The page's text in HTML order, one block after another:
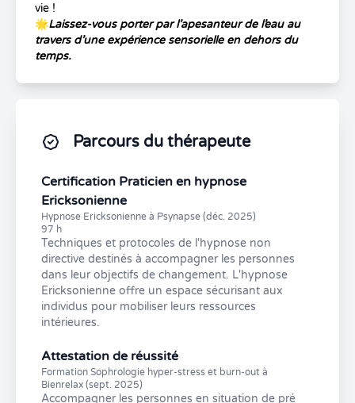
vie !
🌟Laissez-vous porter par l’apesanteur de l’eau au
travers d’une expérience sensorielle en dehors du
temps.
Parcours du thérapeute
Certification Praticien en hypnose
Ericksonienne
Hypnose Ericksonienne à Psynapse (déc. 2025)
97 h
Techniques et protocoles de l'hypnose non
directive destinés à accompagner les personnes
dans leur objectifs de changement. L'hypnose
Ericksonienne offre un espace sécurisant aux
individus pour mobiliser leurs ressources
intérieures.
Attestation de réussité
Formation Sophrologie hyper-stress et burn-out à
Bienrelax (sept. 2025)
Accompagner les personnes en situation de pré